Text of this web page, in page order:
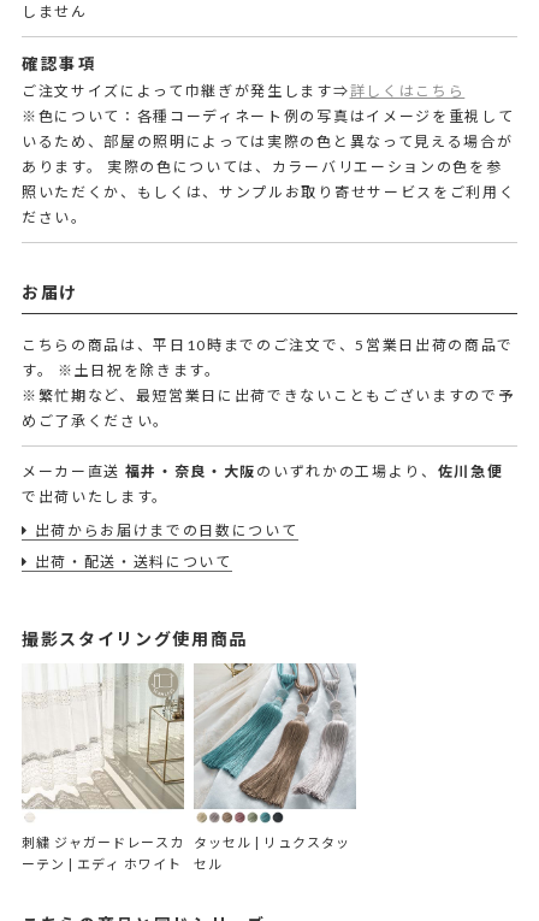
しません
確認事項
ご注文サイズによって巾継ぎが発生します⇒詳しくはこちら
※色について：各種コーディネート例の写真はイメージを重視して
いるため、部屋の照明によっては実際の色と異なって見える場合が
あります。 実際の色については、カラーバリエーションの色を参
照いただくか、もしくは、サンプルお取り寄せサービスをご利用く
ださい。
お届け
こちらの商品は、平日10時までのご注文で、5営業日出荷の商品で
す。
※土日祝を除きます。
※繁忙期など、最短営業日に出荷できないこともございますので予
めご了承ください。
メーカー直送 福井・奈良・大阪 のいずれかの工場より、 佐川急便
で出荷いたします。
出荷からお届けまでの日数について
出荷・配送・送料について
撮影スタイリング使用商品
刺繍 ジャガードレースカ
ーテン | エディ ホワイト
タッセル | リュクスタッ
セル